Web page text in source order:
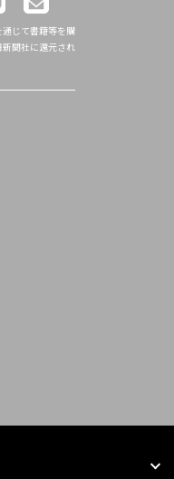
じて書籍等を購
聞社に還元され